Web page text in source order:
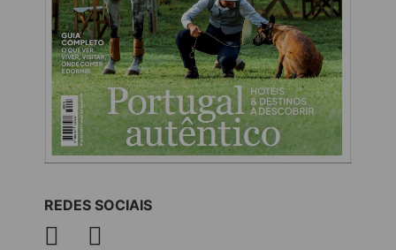
REDES SOCIAIS